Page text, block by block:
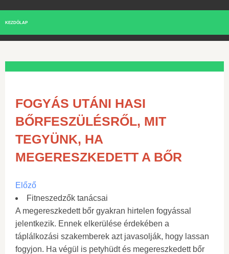
KEZDŐLAP
FOGYÁS UTÁNI HASI
BŐRFESZÜLÉSRŐL, MIT
TEGYÜNK, HA
MEGERESZKEDETT A BŐR
Előző
Fitneszedzők tanácsai
A megereszkedett bőr gyakran hirtelen fogyással
jelentkezik. Ennek elkerülése érdekében a
táplálkozási szakemberek azt javasolják, hogy lassan
fogyjon. Ha végül is petyhüdt és megereszkedett bőr